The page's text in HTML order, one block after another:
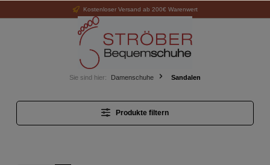
Kostenloser Versand ab 200€ Warenwert
Sie sind hier: Damenschuhe Sandalen
Produkte filtern